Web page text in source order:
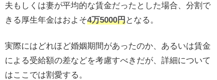
夫もしくは妻が平均的な賃金だったとした場合、分割で
きる厚生年金はおよそ4万5000円となる。
実際にはどれほど婚姻期間があったのか、あるいは賃金
による受給額の差などを考慮すべきだが、詳細について
はここでは割愛する。